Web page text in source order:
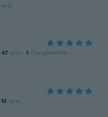
avis
47 avis · 1 chargements
13 avis